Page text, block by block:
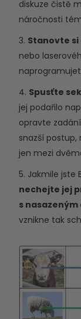
diskuze čistě
náročnosti
3. Stanovte
nebo
4. Spusťte
jej podařilo
opravte
snazší postup,
jen mezi
5. Jakmile jste
nechejte jej
s
vznikne tak